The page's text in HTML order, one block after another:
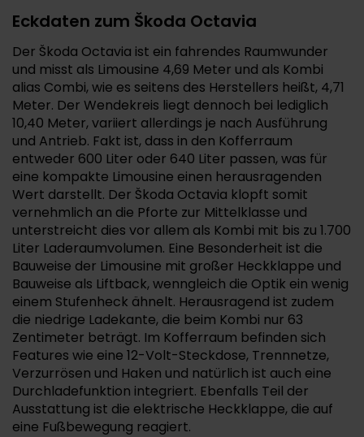
Eckdaten zum Škoda Octavia
Der Škoda Octavia ist ein fahrendes Raumwunder
und misst als Limousine 4,69 Meter und als Kombi
alias Combi, wie es seitens des Herstellers heißt, 4,71
Meter. Der Wendekreis liegt dennoch bei lediglich
10,40 Meter, variiert allerdings je nach Ausführung
und Antrieb. Fakt ist, dass in den Kofferraum
entweder 600 Liter oder 640 Liter passen, was für
eine kompakte Limousine einen herausragenden
Wert darstellt. Der Škoda Octavia klopft somit
vernehmlich an die Pforte zur Mittelklasse und
unterstreicht dies vor allem als Kombi mit bis zu 1.700
Liter Laderaumvolumen. Eine Besonderheit ist die
Bauweise der Limousine mit großer Heckklappe und
Bauweise als Liftback, wenngleich die Optik ein wenig
einem Stufenheck ähnelt. Herausragend ist zudem
die niedrige Ladekante, die beim Kombi nur 63
Zentimeter beträgt. Im Kofferraum befinden sich
Features wie eine 12-Volt-Steckdose, Trennnetze,
Verzurrösen und Haken und natürlich ist auch eine
Durchladefunktion integriert. Ebenfalls Teil der
Ausstattung ist die elektrische Heckklappe, die auf
eine Fußbewegung reagiert.